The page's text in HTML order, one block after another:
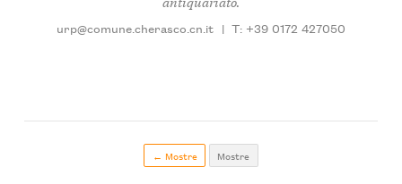
urp@comune.cherasco.cn.it | T: +39 0172 427050
← Mostre Mostre